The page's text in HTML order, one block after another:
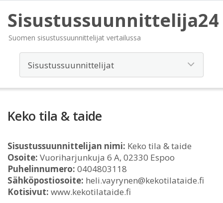
Sisustussuunnittelija24
Suomen sisustussuunnittelijat vertailussa
Keko tila & taide
Sisustussuunnittelijan nimi: Keko tila & taide
Osoite: Vuoriharjunkuja 6 A, 02330 Espoo
Puhelinnumero: 0404803118
Sähköpostiosoite: heli.vayrynen@kekotilataide.fi
Kotisivut: www.kekotilataide.fi